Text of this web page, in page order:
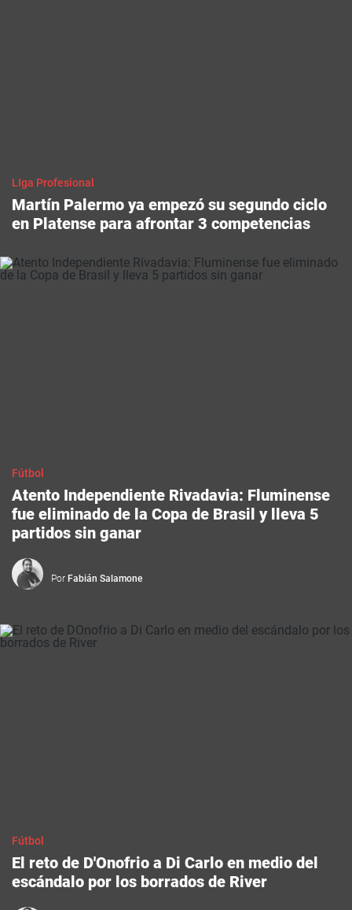
LIga Profesional
Martín Palermo ya empezó su segundo ciclo
en Platense para afrontar 3 competencias
Fútbol
Atento Independiente Rivadavia: Fluminense
fue eliminado de la Copa de Brasil y lleva 5
partidos sin ganar
Por Fabián Salamone
Fútbol
El reto de D'Onofrio a Di Carlo en medio del
escándalo por los borrados de River